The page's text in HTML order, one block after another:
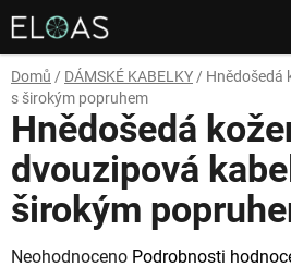
Přejít
na
obsah
Domů / DÁMSKÉ KABELKY / Hnědošedá
s širokým popruhem
Hnědošedá
dvouzipová
širokým
Průměrné
Neohodnoceno Podrobnosti